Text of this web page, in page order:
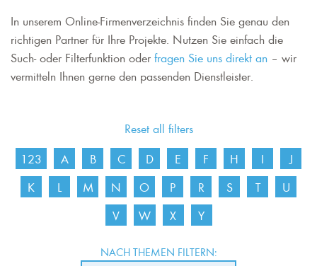
In unserem Online-Firmenverzeichnis finden Sie genau den
richtigen Partner für Ihre Projekte. Nutzen Sie einfach die
Such- oder Filterfunktion oder fragen Sie uns direkt an – wir
vermitteln Ihnen gerne den passenden Dienstleister.
Reset all filters
123
A B C D E F H I
J
K
L M N O P R S T
U
V
W X Y
NACH THEMEN FILTERN: